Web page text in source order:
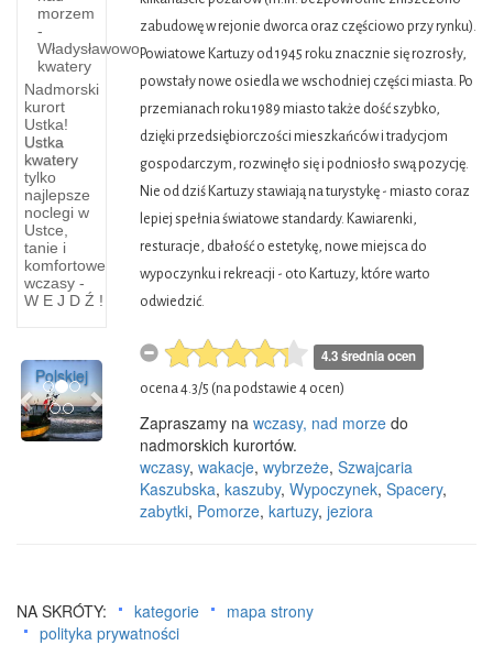
morzem
-
Władysławowo
kwatery
Nadmorski
kurort
Ustka!
Ustka
kwatery
tylko
najlepsze
noclegi w
Ustce,
tanie i
komfortowe
wczasy -
W E J D Ź !
Polska
Żegluga
Morska
-
czyli
W
Szczecinie
ma
siedzibę
Polskiej
Puszcza
Wkrzańska
PUSZCZA
WKRZAŃSKA
rozciąga
się na
od
Szczecina
PreviousNext
zabudowę w rejonie dworca oraz częściowo przy rynku).
Powiatowe Kartuzy od 1945 roku znacznie się rozrosły,
powstały nowe osiedla we wschodniej części miasta. Po
przemianach roku 1989 miasto także dość szybko,
dzięki przedsiębiorczości mieszkańców i tradycjom
gospodarczym, rozwinęło się i podniosło swą pozycję.
Nie od dziś Kartuzy stawiają na turystykę - miasto coraz
lepiej spełnia światowe standardy. Kawiarenki,
resturacje, dbałość o estetykę, nowe miejsca do
wypoczynku i rekreacji - oto Kartuzy, które warto
odwiedzić.
4.3 średnia ocen
ocena 4.3/5 (na podstawie 4 ocen)
Zapraszamy na wczasy, nad morze do
nadmorskich kurortów.
wczasy, wakacje, wybrzeże, Szwajcaria
Kaszubska, kaszuby, Wypoczynek, Spacery,
zabytki, Pomorze, kartuzy, jeziora
NA SKRÓTY: kategorie
mapa strony
polityka prywatności